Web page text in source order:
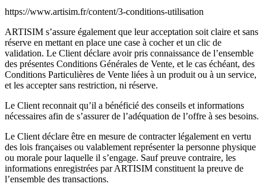
https://www.artisim.fr/content/3-conditions-utilisation
ARTISIM s’assure également que leur acceptation soit claire et sans
réserve en mettant en place une case à cocher et un clic de
validation. Le Client déclare avoir pris connaissance de l’ensemble
des présentes Conditions Générales de Vente, et le cas échéant, des
Conditions Particulières de Vente liées à un produit ou à un service,
et les accepter sans restriction, ni réserve.
Le Client reconnait qu’il a bénéficié des conseils et informations
nécessaires afin de s’assurer de l’adéquation de l’offre à ses besoins.
Le Client déclare être en mesure de contracter légalement en vertu
des lois françaises ou valablement représenter la personne physique
ou morale pour laquelle il s’engage. Sauf preuve contraire, les
informations enregistrées par ARTISIM constituent la preuve de
l’ensemble des transactions.